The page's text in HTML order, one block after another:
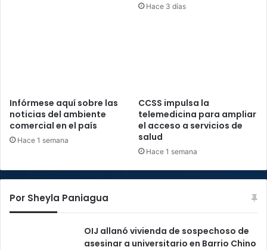
Hace 3 días
Infórmese aquí sobre las
noticias del ambiente
comercial en el país
Hace 1 semana
CCSS impulsa la
telemedicina para ampliar
el acceso a servicios de
salud
Hace 1 semana
Por Sheyla Paniagua
OIJ allanó vivienda de sospechoso de
asesinar a universitario en Barrio Chino